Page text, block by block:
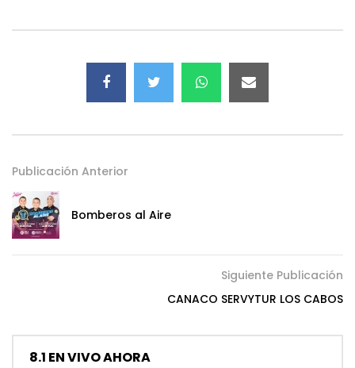
Publicación Anterior
Bomberos al Aire
Siguiente Publicación
CANACO SERVYTUR LOS CABOS
8.1 EN VIVO AHORA